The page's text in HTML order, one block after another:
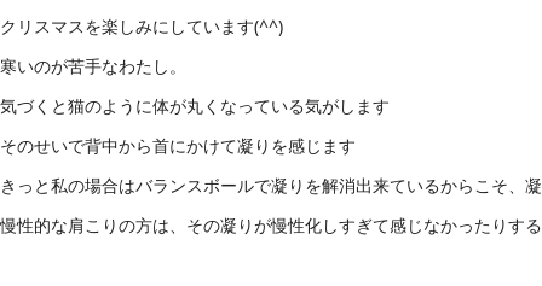
クリスマスを楽しみにしています(^^)
寒いのが苦手なわたし。
気づくと猫のように体が丸くなっている気がします
そのせいで背中から首にかけて凝りを感じます
きっと私の場合はバランスボールで凝りを解消出来ているからこそ、
慢性的な肩こりの方は、その凝りが慢性化しすぎて感じなかったりす